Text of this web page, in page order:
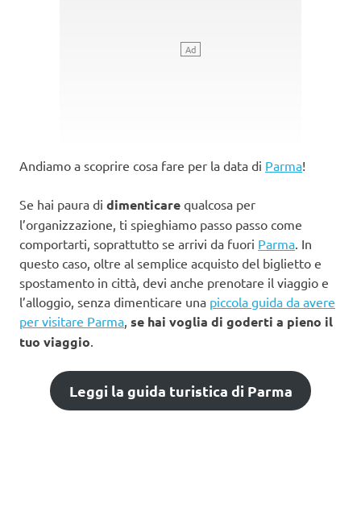
Andiamo a scoprire cosa fare per la data di Parma!
Se hai paura di dimenticare qualcosa per
l’organizzazione, ti spieghiamo passo passo come
comportarti, soprattutto se arrivi da fuori Parma . In
questo caso, oltre al semplice acquisto del biglietto e
spostamento in città, devi anche prenotare il viaggio e
l’alloggio, senza dimenticare una piccola guida da avere
per visitare Parma se hai voglia di goderti a pieno il
tuo viaggio
Leggi la guida turistica di Parma